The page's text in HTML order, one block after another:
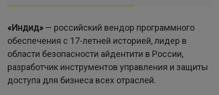
«Индид»— российский вендор программного
обеспечения с 17-летней историей, лидер в
области безопасности айдентити в России,
разработчик инструментов управления и защиты
доступа для бизнеса всех отраслей.